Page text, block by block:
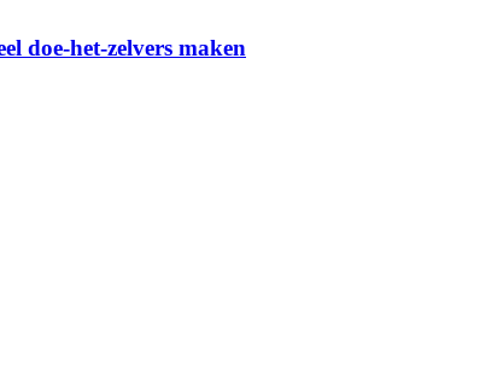
doe-het-zelvers maken